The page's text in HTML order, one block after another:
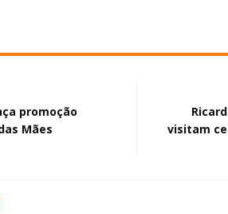
promoção
Mães
visitam